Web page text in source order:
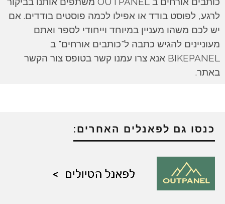
לרגע, לפוסט בודד או אפילו לכמה פוסטים בודדים. אם
יש לכם משהו מעניין במיוחד וייחודי לספר ואתם
מעוניינים להגיש כתבה ל"כותבים אורחים" ב
BIKEPANEL אנא צרו עמנו קשר בטופס צור הקשר
באתר.
כנסו גם לפאנלים האחרים: